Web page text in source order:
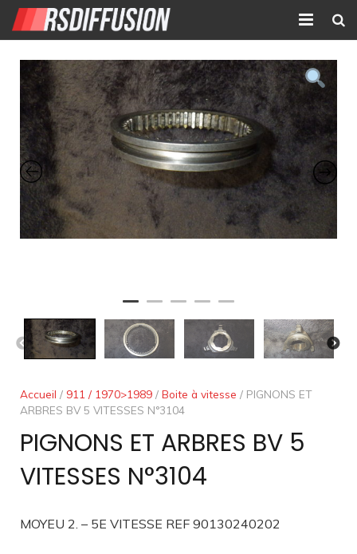
Accueil
Nouvelles annonces
Annonces prolongées
Atelier mécanique
Contact
Accueil / 911 / 1970>1989 / Boite à vitesse / PIGNONS ET
ARBRES BV 5 VITESSES N°3104
PIGNONS ET ARBRES BV 5
VITESSES N°3104
MOYEU 2. – 5E VITESSE REF 90130240202